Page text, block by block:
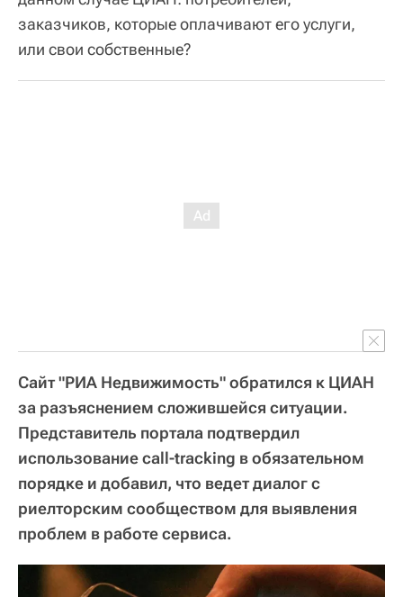
заказчиков, которые оплачивают его услуги,
или свои собственные?
Сайт "РИА Недвижимость" обратился к ЦИАН
за разъяснением сложившейся ситуации.
Представитель портала подтвердил
использование сall-tracking в обязательном
порядке и добавил, что ведет диалог с
риелторским сообществом для выявления
проблем в работе сервиса.